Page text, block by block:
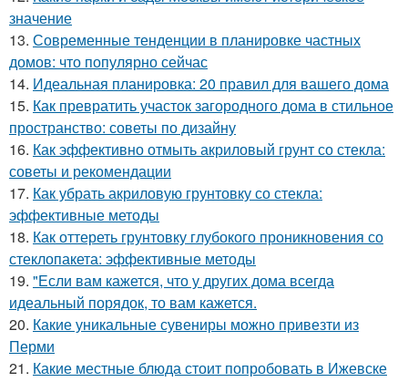
значение
13. Современные тенденции в планировке частных
домов: что популярно сейчас
14. Идеальная планировка: 20 правил для вашего дома
15. Как превратить участок загородного дома в стильное
пространство: советы по дизайну
16. Как эффективно отмыть акриловый грунт со стекла:
советы и рекомендации
17. Как убрать акриловую грунтовку со стекла:
эффективные методы
18. Как оттереть грунтовку глубокого проникновения со
стеклопакета: эффективные методы
19. "Если вам кажется, что у других дома всегда
идеальный порядок, то вам кажется.
20. Какие уникальные сувениры можно привезти из
Перми
21. Какие местные блюда стоит попробовать в Ижевске